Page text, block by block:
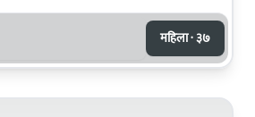
महिला · ३७